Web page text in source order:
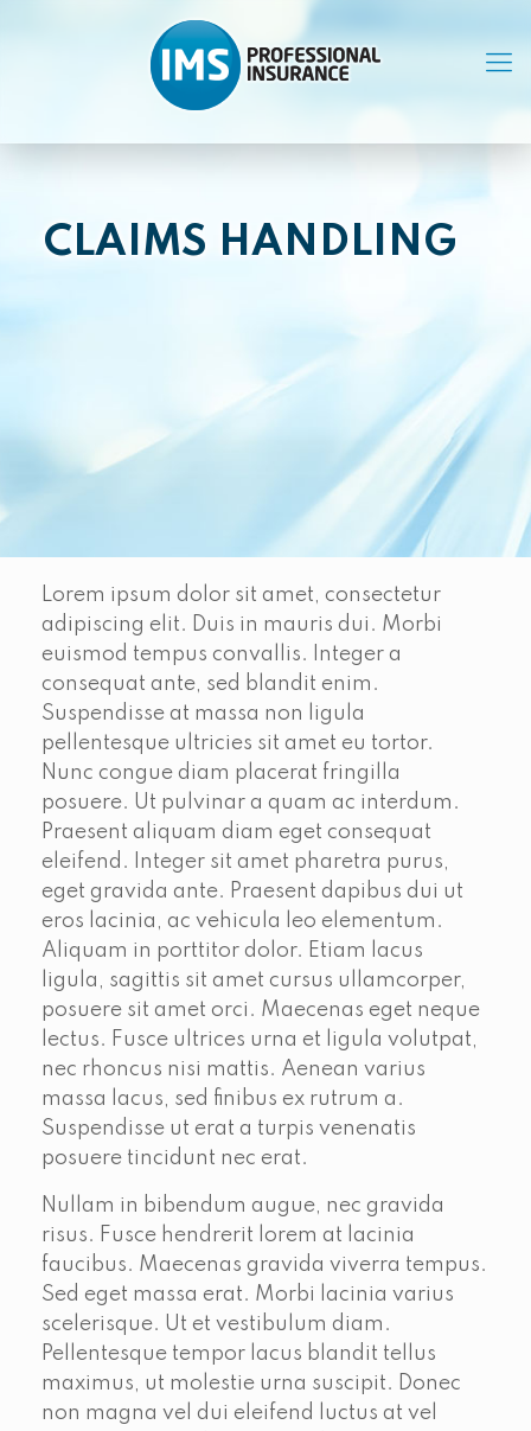
CLAIMS HANDLING
Lorem ipsum dolor sit amet, consectetur
adipiscing elit. Duis in mauris dui. Morbi
euismod tempus convallis. Integer a
consequat ante, sed blandit enim.
Suspendisse at massa non ligula
pellentesque ultricies sit amet eu tortor.
Nunc congue diam placerat fringilla
posuere. Ut pulvinar a quam ac interdum.
Praesent aliquam diam eget consequat
eleifend. Integer sit amet pharetra purus,
eget gravida ante. Praesent dapibus dui ut
eros lacinia, ac vehicula leo elementum.
Aliquam in porttitor dolor. Etiam lacus
ligula, sagittis sit amet cursus ullamcorper,
posuere sit amet orci. Maecenas eget neque
lectus. Fusce ultrices urna et ligula volutpat,
nec rhoncus nisi mattis. Aenean varius
massa lacus, sed finibus ex rutrum a.
Suspendisse ut erat a turpis venenatis
posuere tincidunt nec erat.
Nullam in bibendum augue, nec gravida
risus. Fusce hendrerit lorem at lacinia
faucibus. Maecenas gravida viverra tempus.
Sed eget massa erat. Morbi lacinia varius
scelerisque. Ut et vestibulum diam.
Pellentesque tempor lacus blandit tellus
maximus, ut molestie urna suscipit. Donec
non magna vel dui eleifend luctus at vel